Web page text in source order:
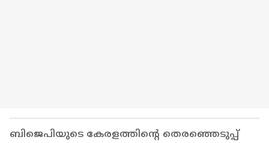
ബിജെപിയുടെ കേരളത്തിന്റെ തെരഞ്ഞെടുപ്പ്